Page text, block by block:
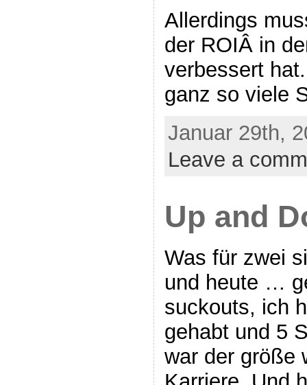
Allerdings
der ROIÂ in
verbessert
ganz so viele
Januar 29th,
Leave a
Up and
Was für zwei
und heute …
suckouts, ich
gehabt und 5
war der größe